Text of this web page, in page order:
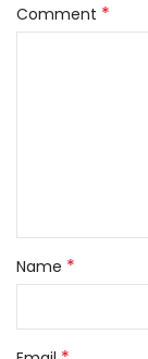
Comment *
Name *